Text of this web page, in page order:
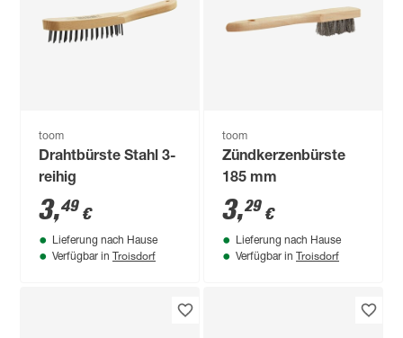
toom
Drahtbürste Stahl 3-
reihig
3,49 €
Lieferung nach Hause
Verfügbar in Troisdorf
toom
Zündkerzenbürste
185 mm
3,29 €
Lieferung nach Hause
Verfügbar in Troisdorf